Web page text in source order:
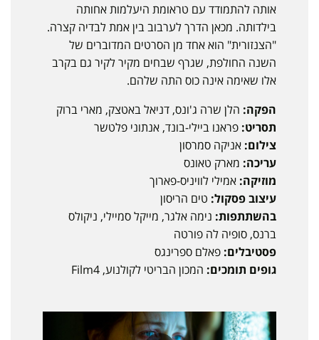
אותה להתמודד עם טראומת היעלמות אחותה
בילדותה. מכאן הדרך לערבוב בין אמת לבדיה קצרה.
"הצנזורית" הוא אחד מן הסרטים המדוברים של
השנה החולפת, שגרף שבחים מקיר לקיר גם בקרב
אלו שאימה אינה כוס התה שלהם.
הפקה: הלן שרה ג'ונס, דניאל באטצק, מארי ברוק
תסריט: פראנו ביילי-בונד, אנתוני פלטשר
צילום: אניקה סמרסון
עריכה: מארק טאונס
מוזיקה: אמילי לוויניס-פארוך
עיצוב פסקול: טים הריסון
בהשתתפות: נימה אלגר, מייקל סמיילי, ניקולס
ברנס, סופיה לה פורטה
פסטיבלים: פאלם ספרינגס
גופים תומכים: המכון הבריטי לקולנוע, Film4